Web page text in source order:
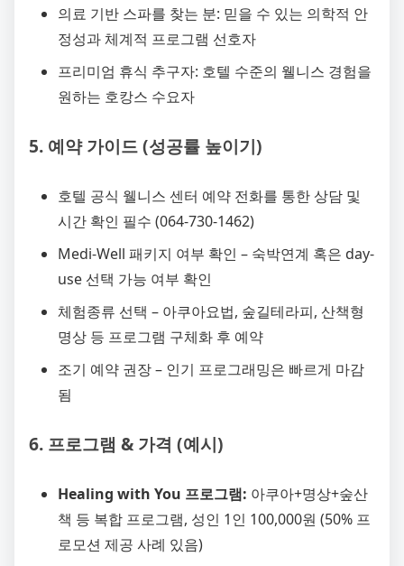
의료 기반 스파를 찾는 분: 믿을 수 있는 의학적 안
정성과 체계적 프로그램 선호자
프리미엄 휴식 추구자: 호텔 수준의 웰니스 경험을
원하는 호캉스 수요자
5. 예약 가이드 (성공률 높이기)
호텔 공식 웰니스 센터 예약 전화를 통한 상담 및
시간 확인 필수 (064-730-1462)
Medi-Well 패키지 여부 확인 – 숙박연계 혹은 day-
use 선택 가능 여부 확인
체험종류 선택 – 아쿠아요법, 숲길테라피, 산책형
명상 등 프로그램 구체화 후 예약
조기 예약 권장 – 인기 프로그래밍은 빠르게 마감
됨
6. 프로그램 & 가격 (예시)
Healing with You 프로그램: 아쿠아+명상+숲산
책 등 복합 프로그램, 성인 1인 100,000원 (50% 프
로모션 제공 사례 있음)